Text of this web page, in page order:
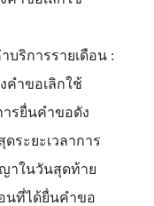
บริการรายเดือน :
ำขอเลิกใช้
ารยื่นคำขอดัง
ระยะเวลาการ
าในวันสุดท้าย
นที่ได้ยื่นคำขอ